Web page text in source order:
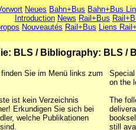
Neues Bahn+Bus Bahn+Bus
Introduction News Rail+Bus
Nouveautés Rail+Bus Liens
BLS / Bibliography: BLS /
Sie im Menü links zum
ist kein Verzeichnis
Erkundigen Sie sich bei
welche Publikationen
on the
The
still